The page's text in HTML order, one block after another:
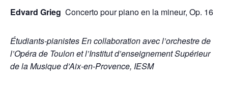
Edvard Grieg Concerto pour piano en la mineur, Op. 16
Étudiants-pianistes En collaboration avec l’orchestre de
l’Opéra de Toulon et l’Institut d’enseignement Supérieur
de la Musique d’Aix-en-Provence, IESM